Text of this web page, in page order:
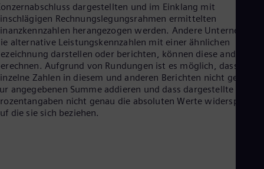
dargestellten und im Einklang mit
Rechnungslegungsrahmen ermittelten
herangezogen werden. Andere
alternative Leistungskennzahlen mit einer ähnlichen
darstellen oder berichten, können diese anders
Aufgrund von Rundungen ist es möglich, dass sich
Zahlen in diesem und anderen Berichten nicht genau
angegebenen Summe addieren und dass dargestellte
nicht genau die absoluten Werte
die sie sich beziehen.